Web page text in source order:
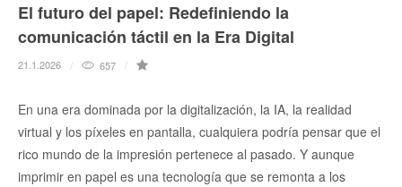
El futuro del papel: Redefiniendo la
comunicación táctil en la Era Digital
21.1.2026 657
En una era dominada por la digitalización, la IA, la realidad
virtual y los píxeles en pantalla, cualquiera podría pensar que el
rico mundo de la impresión pertenece al pasado. Y aunque
imprimir en papel es una tecnología que se remonta a los